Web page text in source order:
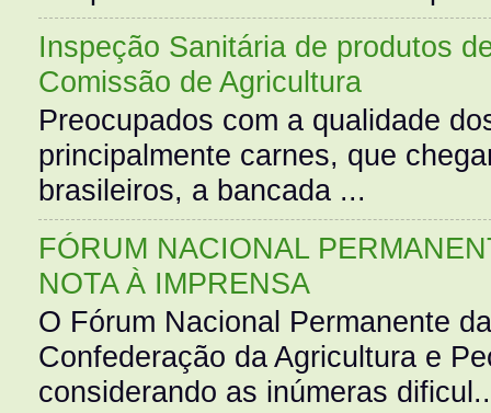
Inspeção Sanitária de produtos
Comissão de Agricultura
Preocupados com a qualidade
principalmente carnes, que
brasileiros, a bancada ...
FÓRUM NACIONAL
NOTA À IMPRENSA
O Fórum Nacional Permanente
Confederação da Agricultura e
considerando as inúmeras